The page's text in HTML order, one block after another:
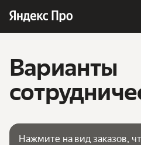
Варианты
Нажмите на вид заказов,